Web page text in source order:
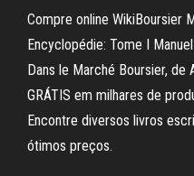
Compre online WikiBoursier
Encyclopédie: Tome I
Dans le Marché Boursier, de
GRÁTIS em milhares de
Encontre diversos livros
ótimos preços.